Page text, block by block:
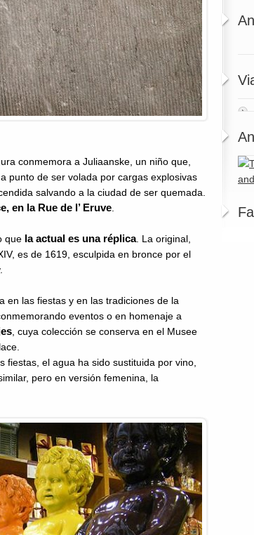
conmemora a Juliaanske, un niño que,
punto de ser volada por cargas explosivas
salvando a la ciudad de ser quemada.
en la Rue de l’ Eruve
que la actual es una réplica. La original,
es de 1619, esculpida en bronce por el
en las fiestas y en las tradiciones de la
eventos o en homenaje a
, cuya colección se conserva en el Musee
fiestas, el agua ha sido sustituida por vino,
pero en versión femenina, la